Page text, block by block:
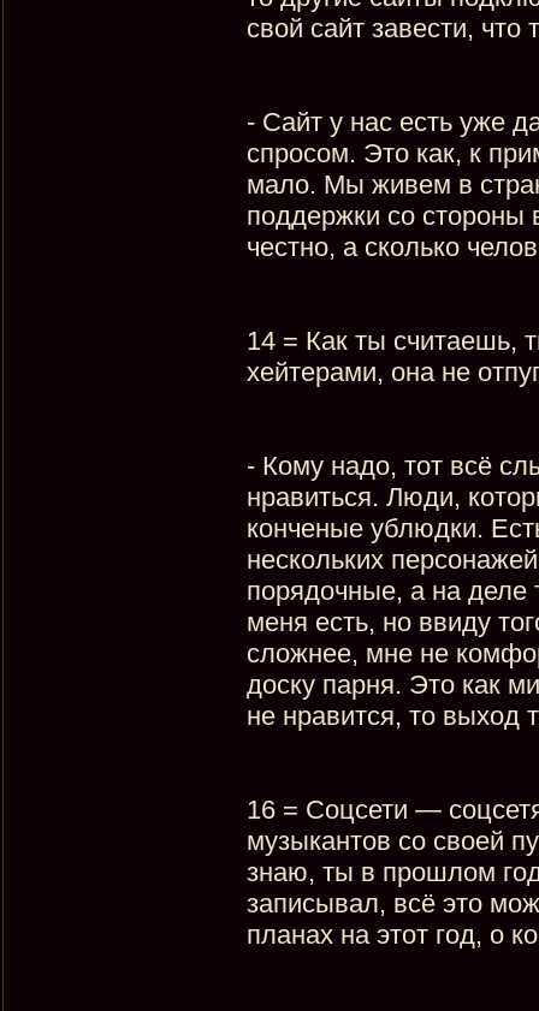
свой сайт завести, что
- Сайт у нас есть уже
спросом. Это как, к
мало. Мы живем в
поддержки со
честно, а сколько
14 = Как ты считаешь,
хейтерами, она не
- Кому надо, тот всё
нравиться. Люди,
конченые ублюдки.
нескольких
порядочные, а на
меня есть, но ввиду
сложнее, мне не
доску парня. Это как
не нравится, то выход
16 = Соцсети —
музыкантов со своей
знаю, ты в прошлом
записывал, всё это
планах на этот год, о